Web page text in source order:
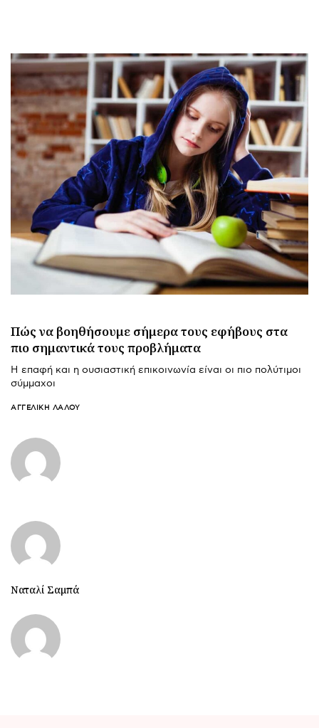
Πώς να βοηθήσουμε σήμερα τους εφήβους στα
πιο σημαντικά τους προβλήματα
Η επαφή και η ουσιαστική επικοινωνία είναι οι πιο πολύτιμοι
σύμμαχοι
ΑΓΓΕΛΙΚΉ ΛΆΛΟΥ
Ναταλί Σαμπά